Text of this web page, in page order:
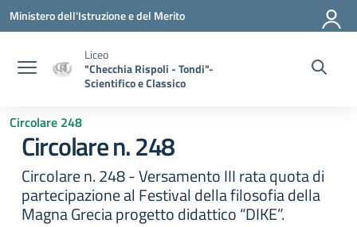
Vai ai contenuti
Vai al menu di navigazione
Vai al footer
Ministero dell'Istruzione e del Merito
Liceo
"Checchia Rispoli - Tondi"-
Scientifico e Classico
Circolare 248
Circolare n. 248
Circolare n. 248 - Versamento III rata quota di
partecipazione al Festival della filosofia della
Magna Grecia progetto didattico “DIKE”.